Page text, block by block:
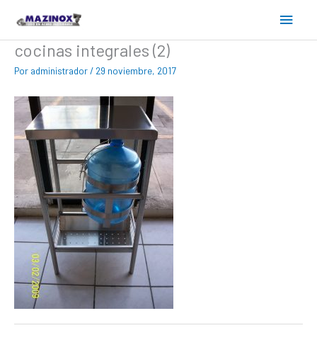
contenido
Menú
cocinas integrales (2)
Por administrador/ 29 noviembre, 2017